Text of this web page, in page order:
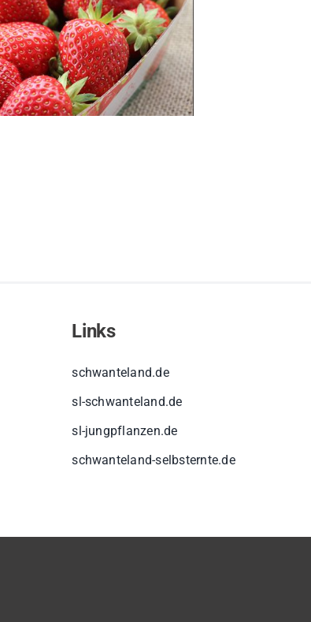
Links
schwanteland.de
sl-schwanteland.de
sl-jungpflanzen.de
schwanteland-selbsternte.de